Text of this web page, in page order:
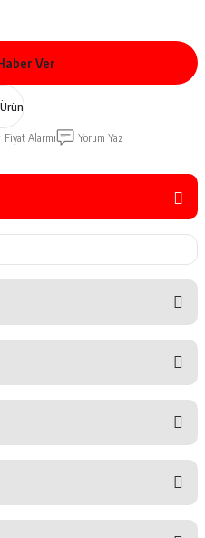
Ver
Fiyat Alarmı Yorum Yaz
Yaz
Sor